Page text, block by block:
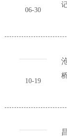
06-30
10-19